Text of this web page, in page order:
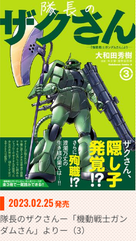
2023.02.25発売
隊長のザクさんー「機動戦士ガン
ダムさん」よりー（3）